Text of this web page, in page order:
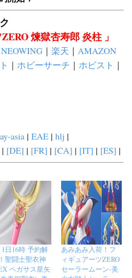
煉獄杏寿郎 炎柱 」
NEOWING ｜ 楽天 ｜ AMAZON
｜ ホビーサーチ ｜ ホビスト ｜
asia | EAE | hlj |
| [DE] | [FR] | [CA] | [IT] | [ES] |
1日16時 予約解
聖闘士聖衣神
ペガサス星矢
あみあみ入荷！フ
ィギュアーツZERO
セーラームーン-美